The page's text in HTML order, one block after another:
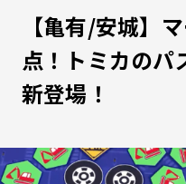
【亀有/安城】
点！トミカのパ
新登場！